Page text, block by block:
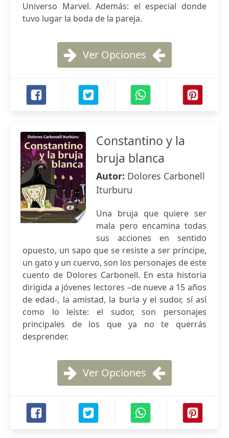
Universo Marvel. Además: el especial donde
tuvo lugar la boda de la pareja.
Ver Opciones
Constantino y la
bruja blanca
Autor: Dolores Carbonell
Iturburu
Una bruja que quiere ser
mala pero encamina todas
sus acciones en sentido
opuesto, un sapo que se resiste a ser príncipe,
un gato y un cuervo, son los personajes de este
cuento de Dolores Carbonell. En esta historia
dirigida a jóvenes lectores –de nueve a 15 años
de edad-, la amistad, la burla y el sudor, sí así
como lo leíste: el sudor, son personajes
principales de los que ya no te querrás
desprender.
Ver Opciones